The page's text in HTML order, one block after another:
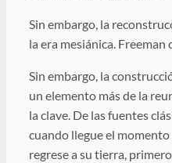
Sin embargo, la
la era mesiánica. Freeman
Sin embargo, la
un elemento más de la
la clave. De las fuentes
cuando llegue el
regrese a su tierra,